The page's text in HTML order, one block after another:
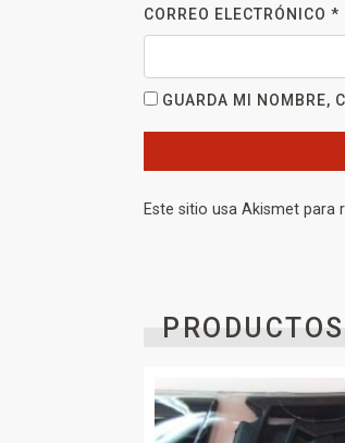
CORREO ELECTRÓNICO *
GUARDA MI NOMBRE,
Este sitio usa Akismet para